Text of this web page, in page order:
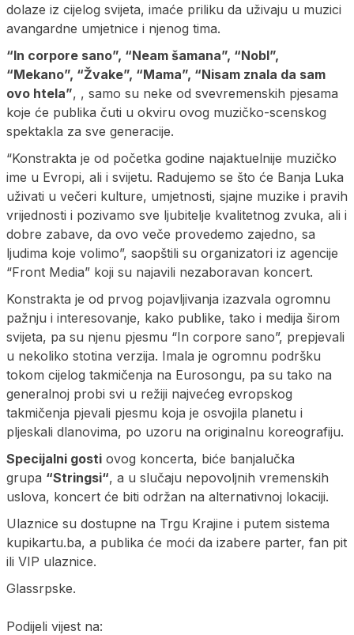
dolaze iz cijelog svijeta, imaće priliku da uživaju u muzici
avangardne umjetnice i njenog tima.
“In corpore sano”, “Neam šamana”, “Nobl”,
“Mekano”, “Žvake”, “Mama”, “Nisam znala da sam
ovo htela”, , samo su neke od svevremenskih pjesama
koje će publika čuti u okviru ovog muzičko-scenskog
spektakla za sve generacije.
“Konstrakta je od početka godine najaktuelnije muzičko
ime u Evropi, ali i svijetu. Radujemo se što će Banja Luka
uživati u večeri kulture, umjetnosti, sjajne muzike i pravih
vrijednosti i pozivamo sve ljubitelje kvalitetnog zvuka, ali i
dobre zabave, da ovo veče provedemo zajedno, sa
ljudima koje volimo”, saopštili su organizatori iz agencije
“Front Media” koji su najavili nezaboravan koncert.
Konstrakta je od prvog pojavljivanja izazvala ogromnu
pažnju i interesovanje, kako publike, tako i medija širom
svijeta, pa su njenu pjesmu “In corpore sano”, prepjevali
u nekoliko stotina verzija. Imala je ogromnu podršku
tokom cijelog takmičenja na Eurosongu, pa su tako na
generalnoj probi svi u režiji najvećeg evropskog
takmičenja pjevali pjesmu koja je osvojila planetu i
pljeskali dlanovima, po uzoru na originalnu koreografiju.
Specijalni gosti ovog koncerta, biće banjalučka
grupa “Stringsi“, a u slučaju nepovoljnih vremenskih
uslova, koncert će biti održan na alternativnoj lokaciji.
Ulaznice su dostupne na Trgu Krajine i putem sistema
kupikartu.ba, a publika će moći da izabere parter, fan pit
ili VIP ulaznice.
Glassrpske.
Podijeli vijest na: